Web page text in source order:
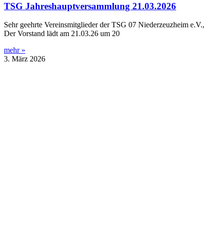
TSG Jahreshauptversammlung 21.03.2026
Sehr geehrte Vereinsmitglieder der TSG 07 Niederzeuzheim e.V.,
Der Vorstand lädt am 21.03.26 um 20
mehr »
3. März 2026